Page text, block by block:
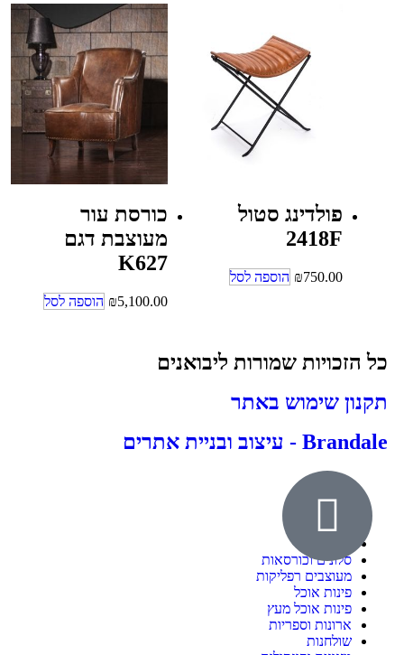
פולדינג סטול
2418F
₪750.00 הוספה לסל
כורסת עור
מעוצבת דגם
K627
₪5,100.00 הוספה לסל
כל הזכויות שמורות ליבואנים
תקנון שימוש באתר
Brandale - עיצוב ובניית אתרים
ילדים ונוער
סלונים וכורסאות
מעוצבים רפליקות
פינות אוכל
פינות אוכל מעץ
ארונות וספריות
שולחנות